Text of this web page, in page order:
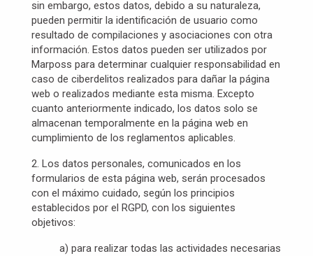
sin embargo, estos datos, debido a su naturaleza,
pueden permitir la identificación de usuario como
resultado de compilaciones y asociaciones con otra
información. Estos datos pueden ser utilizados por
Marposs para determinar cualquier responsabilidad en
caso de ciberdelitos realizados para dañar la página
web o realizados mediante esta misma. Excepto
cuanto anteriormente indicado, los datos solo se
almacenan temporalmente en la página web en
cumplimiento de los reglamentos aplicables.
2. Los datos personales, comunicados en los
formularios de esta página web, serán procesados
con el máximo cuidado, según los principios
establecidos por el RGPD, con los siguientes
objetivos:
a) para realizar todas las actividades necesarias